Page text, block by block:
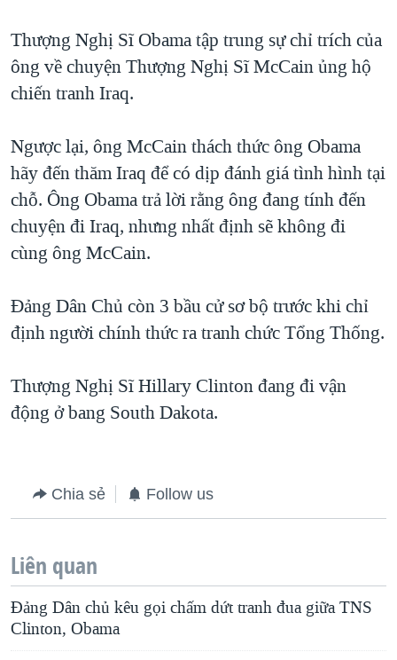
BÊN KIA QUỐC LỘ: TIẾNG VỌNG TỪ NÔNG THÔN MỸ
QUAN HỆ VIỆT MỸ
Thượng Nghị Sĩ Obama tập trung sự chỉ trích của
ông về chuyện Thượng Nghị Sĩ McCain ủng hộ
chiến tranh Iraq.
Ngược lại, ông McCain thách thức ông Obama
hãy đến thăm Iraq để có dịp đánh giá tình hình tại
chỗ. Ông Obama trả lời rằng ông đang tính đến
chuyện đi Iraq, nhưng nhất định sẽ không đi
cùng ông McCain.
Đảng Dân Chủ còn 3 bầu cử sơ bộ trước khi chỉ
định người chính thức ra tranh chức Tổng Thống.
Thượng Nghị Sĩ Hillary Clinton đang đi vận
động ở bang South Dakota.
Chia sẻ Follow us
Liên quan
Ðảng Dân chủ kêu gọi chấm dứt tranh đua giữa TNS
Clinton, Obama